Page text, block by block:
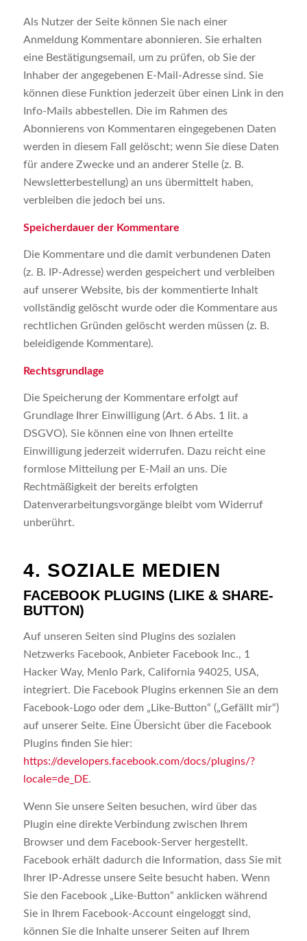
Als Nutzer der Seite können Sie nach einer
Anmeldung Kommentare abonnieren. Sie erhalten
eine Bestätigungsemail, um zu prüfen, ob Sie der
Inhaber der angegebenen E-Mail-Adresse sind. Sie
können diese Funktion jederzeit über einen Link in den
Info-Mails abbestellen. Die im Rahmen des
Abonnierens von Kommentaren eingegebenen Daten
werden in diesem Fall gelöscht; wenn Sie diese Daten
für andere Zwecke und an anderer Stelle (z. B.
Newsletterbestellung) an uns übermittelt haben,
verbleiben die jedoch bei uns.
Speicherdauer der Kommentare
Die Kommentare und die damit verbundenen Daten
(z. B. IP-Adresse) werden gespeichert und verbleiben
auf unserer Website, bis der kommentierte Inhalt
vollständig gelöscht wurde oder die Kommentare aus
rechtlichen Gründen gelöscht werden müssen (z. B.
beleidigende Kommentare).
Rechtsgrundlage
Die Speicherung der Kommentare erfolgt auf
Grundlage Ihrer Einwilligung (Art. 6 Abs. 1 lit. a
DSGVO). Sie können eine von Ihnen erteilte
Einwilligung jederzeit widerrufen. Dazu reicht eine
formlose Mitteilung per E-Mail an uns. Die
Rechtmäßigkeit der bereits erfolgten
Datenverarbeitungsvorgänge bleibt vom Widerruf
unberührt.
4. SOZIALE MEDIEN
FACEBOOK PLUGINS (LIKE & SHARE-
BUTTON)
Auf unseren Seiten sind Plugins des sozialen
Netzwerks Facebook, Anbieter Facebook Inc., 1
Hacker Way, Menlo Park, California 94025, USA,
integriert. Die Facebook Plugins erkennen Sie an dem
Facebook-Logo oder dem „Like-Button“ („Gefällt mir“)
auf unserer Seite. Eine Übersicht über die Facebook
Plugins finden Sie hier:
https://developers.facebook.com/docs/plugins/?
locale=de_DE.
Wenn Sie unsere Seiten besuchen, wird über das
Plugin eine direkte Verbindung zwischen Ihrem
Browser und dem Facebook-Server hergestellt.
Facebook erhält dadurch die Information, dass Sie mit
Ihrer IP-Adresse unsere Seite besucht haben. Wenn
Sie den Facebook „Like-Button“ anklicken während
Sie in Ihrem Facebook-Account eingeloggt sind,
können Sie die Inhalte unserer Seiten auf Ihrem